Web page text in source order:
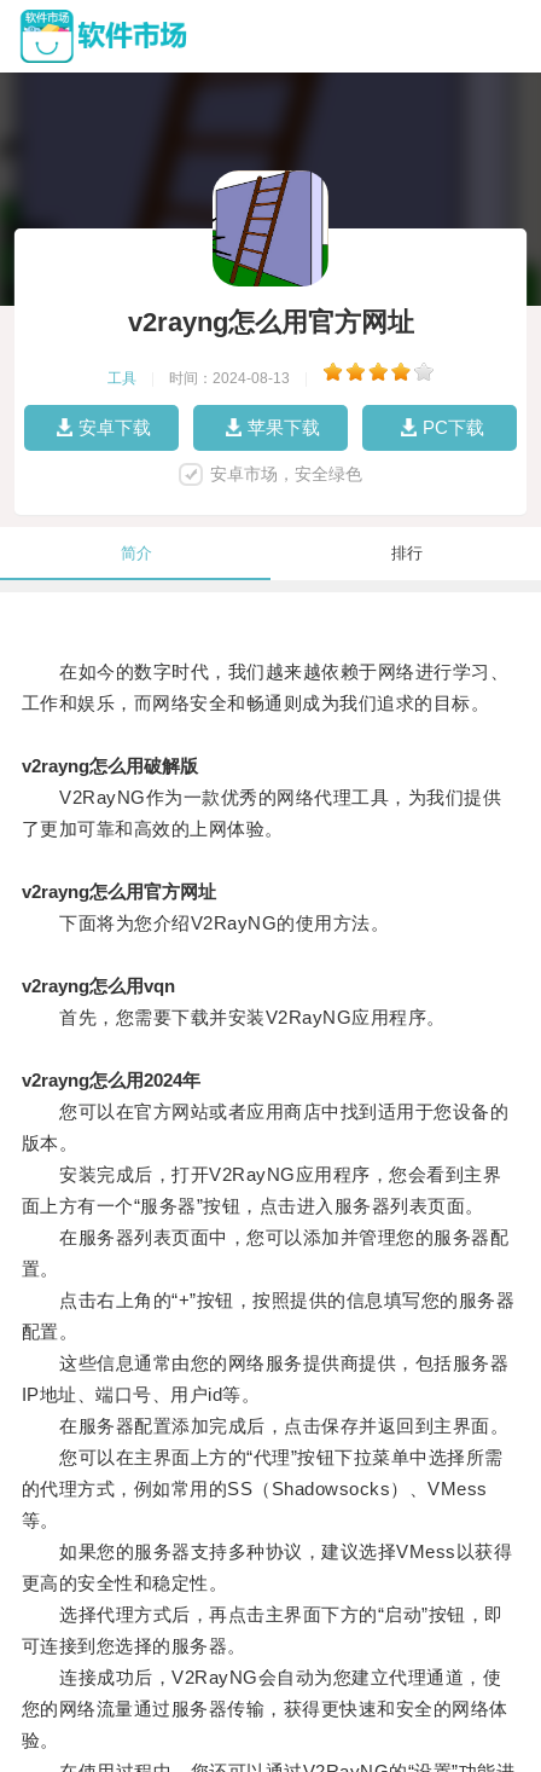
v2rayng怎么用官方网址
工具 时间：2024-08-13
安卓下载 苹果下载 PC下载
安卓市场，安全绿色
简介 排行
在如今的数字时代，我们越来越依赖于网络进行学习、
工作和娱乐，而网络安全和畅通则成为我们追求的目标。
v2rayng怎么用破解版
V2RayNG作为一款优秀的网络代理工具，为我们提供
了更加可靠和高效的上网体验。
v2rayng怎么用官方网址
下面将为您介绍V2RayNG的使用方法。
v2rayng怎么用vqn
首先，您需要下载并安装V2RayNG应用程序。
v2rayng怎么用2024年
您可以在官方网站或者应用商店中找到适用于您设备的
版本。
安装完成后，打开V2RayNG应用程序，您会看到主界
面上方有一个“服务器”按钮，点击进入服务器列表页面。
在服务器列表页面中，您可以添加并管理您的服务器配
置。
点击右上角的“+”按钮，按照提供的信息填写您的服务器
配置。
这些信息通常由您的网络服务提供商提供，包括服务器
IP地址、端口号、用户id等。
在服务器配置添加完成后，点击保存并返回到主界面。
您可以在主界面上方的“代理”按钮下拉菜单中选择所需
的代理方式，例如常用的SS（Shadowsocks）、VMess
等。
如果您的服务器支持多种协议，建议选择VMess以获得
更高的安全性和稳定性。
选择代理方式后，再点击主界面下方的“启动”按钮，即
可连接到您选择的服务器。
连接成功后，V2RayNG会自动为您建立代理通道，使
您的网络流量通过服务器传输，获得更快速和安全的网络体
验。